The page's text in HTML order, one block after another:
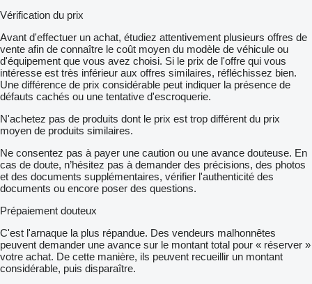
Vérification du prix
Avant d'effectuer un achat, étudiez attentivement plusieurs offres de
vente afin de connaître le coût moyen du modèle de véhicule ou
d'équipement que vous avez choisi. Si le prix de l'offre qui vous
intéresse est très inférieur aux offres similaires, réfléchissez bien.
Une différence de prix considérable peut indiquer la présence de
défauts cachés ou une tentative d'escroquerie.
N'achetez pas de produits dont le prix est trop différent du prix
moyen de produits similaires.
Ne consentez pas à payer une caution ou une avance douteuse. En
cas de doute, n’hésitez pas à demander des précisions, des photos
et des documents supplémentaires, vérifier l'authenticité des
documents ou encore poser des questions.
Prépaiement douteux
C'est l'arnaque la plus répandue. Des vendeurs malhonnêtes
peuvent demander une avance sur le montant total pour « réserver »
votre achat. De cette manière, ils peuvent recueillir un montant
considérable, puis disparaître.